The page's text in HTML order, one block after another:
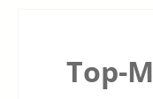
Top-